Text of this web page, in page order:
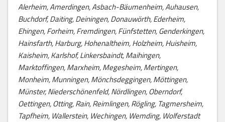
Alerheim, Amerdingen, Asbach-Bäumenheim, Auhausen,
Buchdorf, Daiting, Deiningen, Donauwörth, Ederheim,
Ehingen, Forheim, Fremdingen, Fünfstetten, Genderkingen,
Hainsfarth, Harburg, Hohenaltheim, Holzheim, Huisheim,
Kaisheim, Karlshof, Linkersbaindt, Maihingen,
Marktoffingen, Marxheim, Megesheim, Mertingen,
Monheim, Munningen, Mönchsdeggingen, Möttingen,
Münster, Niederschönenfeld, Nördlingen, Oberndorf,
Oettingen, Otting, Rain, Reimlingen, Rögling, Tagmersheim,
Tapfheim, Wallerstein, Wechingen, Wemding, Wolferstadt